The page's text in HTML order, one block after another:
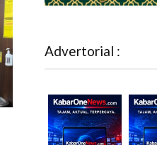
Advertorial :